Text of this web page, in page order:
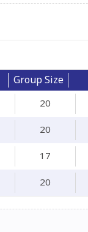
Group Size
20
20
17
20